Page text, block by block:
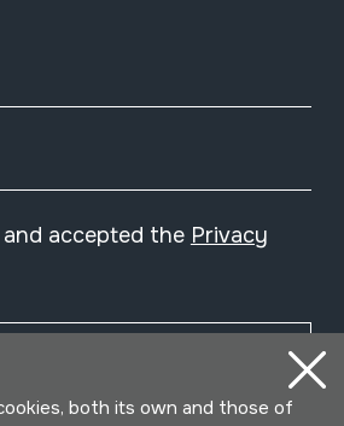
and accepted the Privacy
both its own and those of